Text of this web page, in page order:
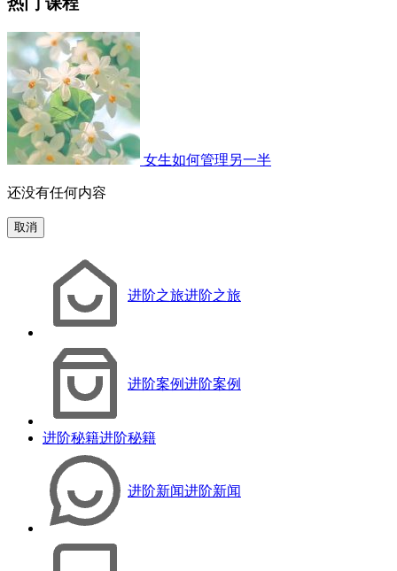
女生如何管理另一半
还没有任何内容
取消
进阶之旅进阶之旅
进阶案例进阶案例
进阶秘籍进阶秘籍
进阶新闻进阶新闻